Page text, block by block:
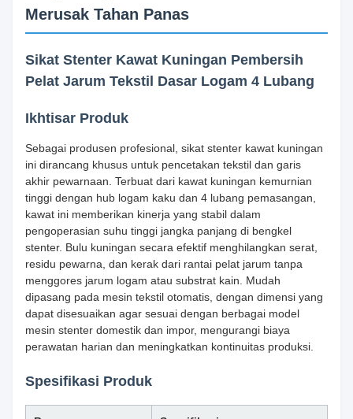
Merusak Tahan Panas
Sikat Stenter Kawat Kuningan Pembersih
Pelat Jarum Tekstil Dasar Logam 4 Lubang
Ikhtisar Produk
Sebagai produsen profesional, sikat stenter kawat kuningan
ini dirancang khusus untuk pencetakan tekstil dan garis
akhir pewarnaan. Terbuat dari kawat kuningan kemurnian
tinggi dengan hub logam kaku dan 4 lubang pemasangan,
kawat ini memberikan kinerja yang stabil dalam
pengoperasian suhu tinggi jangka panjang di bengkel
stenter. Bulu kuningan secara efektif menghilangkan serat,
residu pewarna, dan kerak dari rantai pelat jarum tanpa
menggores jarum logam atau substrat kain. Mudah
dipasang pada mesin tekstil otomatis, dengan dimensi yang
dapat disesuaikan agar sesuai dengan berbagai model
mesin stenter domestik dan impor, mengurangi biaya
perawatan harian dan meningkatkan kontinuitas produksi.
Spesifikasi Produk